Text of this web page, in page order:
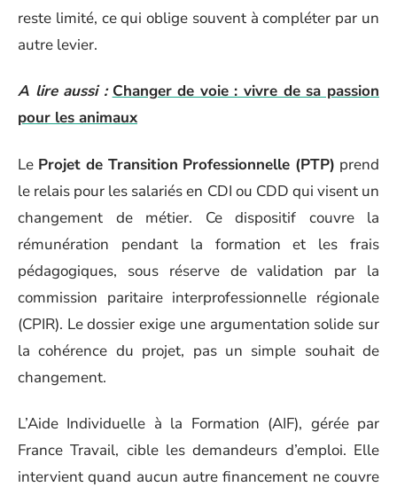
reste limité, ce qui oblige souvent à compléter par un
autre levier.
A lire aussi : Changer de voie : vivre de sa passion
pour les animaux
Le Projet de Transition Professionnelle (PTP) prend
le relais pour les salariés en CDI ou CDD qui visent un
changement de métier. Ce dispositif couvre la
rémunération pendant la formation et les frais
pédagogiques, sous réserve de validation par la
commission paritaire interprofessionnelle régionale
(CPIR). Le dossier exige une argumentation solide sur
la cohérence du projet, pas un simple souhait de
changement.
L’Aide Individuelle à la Formation (AIF), gérée par
France Travail, cible les demandeurs d’emploi. Elle
intervient quand aucun autre financement ne couvre